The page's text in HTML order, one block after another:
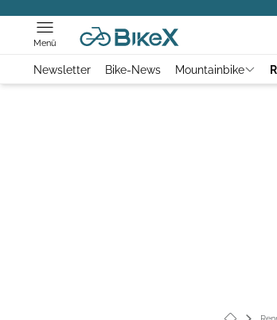
Menü
Newsletter Bike-News Mountainbike